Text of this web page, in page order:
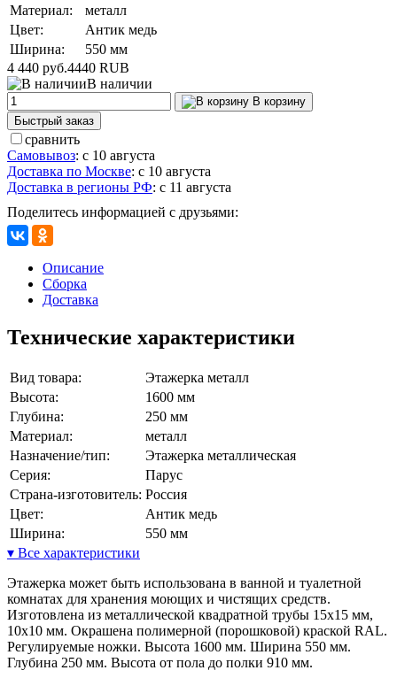
Материал:
металл
Цвет:
Антик медь
Ширина:
550 мм
4 440 руб.4440 RUB
В наличии
В корзину
Быстрый заказ
сравнить
Самовывоз: с 10 августа
Доставка по Москве: с 10 августа
Доставка в регионы РФ: с 11 августа
Поделитесь информацией с друзьями:
Описание
Сборка
Доставка
Технические характеристики
Вид товара:
Этажерка металл
Высота:
1600 мм
Глубина:
250 мм
Материал:
металл
Назначение/тип:
Этажерка металлическая
Серия:
Парус
Страна-изготовитель: Россия
Цвет:
Антик медь
Ширина:
550 мм
▾ Все характеристики
Этажерка может быть использована в ванной и туалетной
комнатах для хранения моющих и чистящих средств.
Изготовлена из металлической квадратной трубы 15х15 мм,
10х10 мм. Окрашена полимерной (порошковой) краской RAL.
Регулируемые ножки. Высота 1600 мм. Ширина 550 мм.
Глубина 250 мм. Высота от пола до полки 910 мм.